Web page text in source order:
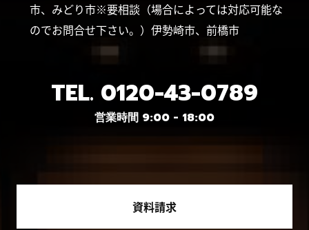
市、みどり市※要相談（場合によっては対応可能な
のでお問合せ下さい。）伊勢崎市、前橋市
TEL. 0120-43-0789
営業時間 9:00 - 18:00
資料請求